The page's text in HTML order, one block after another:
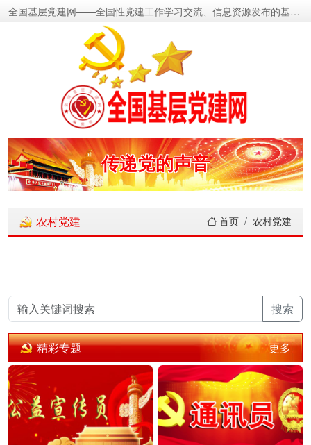
全国基层党建网——全国性党建工作学习交流、信息资源发布的基层党建新闻门户网
传递党的声音
传播党建理论
密切党群关系
农村党建 首页 农村党建
搜索
精彩专题 更多